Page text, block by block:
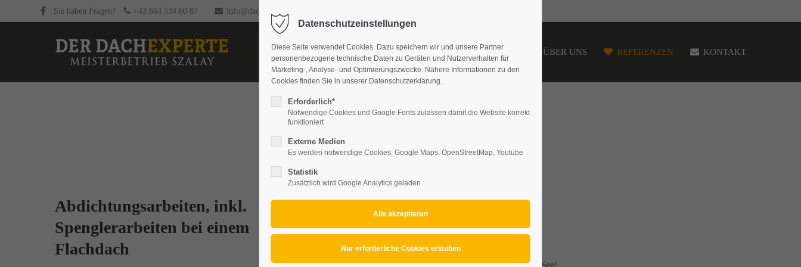
Sie haben Fragen? +43 664 534 60 87 info@dachexperte.at
UNSERE LEISTUNGEN ÜBER UNS REFERENZEN KONTAKT
Abdichtungsarbeiten, inkl.
Spenglerarbeiten bei einem
Flachdach
Projektbeschreibung
Wunderschönes Haus am See, dieser Ausblick, dieses Haus, dieser See!
Datenschutzeinstellungen
Diese Seite verwendet Cookies. Dazu speichern wir und unsere Partner
personenbezogene technische Daten zu Geräten und Nutzerverhalten für
Marketing-, Analyse- und Optimierungszwecke. Nähere Informationen zu den
Cookies finden Sie in unserer Datenschutzerklärung.
Erforderlich*
Notwendige Cookies und Google Fonts zulassen damit die Website korrekt
funktioniert
Externe Medien
Es werden notwendige Cookies, Google Maps, OpenStreetMap, Youtube
Statistik
Zusätzlich wird Google Analytics geladen